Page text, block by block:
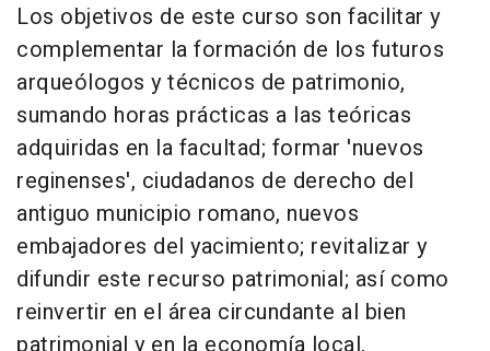
Los objetivos de este curso son facilitar y
complementar la formación de los futuros
arqueólogos y técnicos de patrimonio,
sumando horas prácticas a las teóricas
adquiridas en la facultad; formar 'nuevos
reginenses', ciudadanos de derecho del
antiguo municipio romano, nuevos
embajadores del yacimiento; revitalizar y
difundir este recurso patrimonial; así como
reinvertir en el área circundante al bien